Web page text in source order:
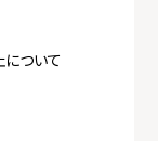
ついて